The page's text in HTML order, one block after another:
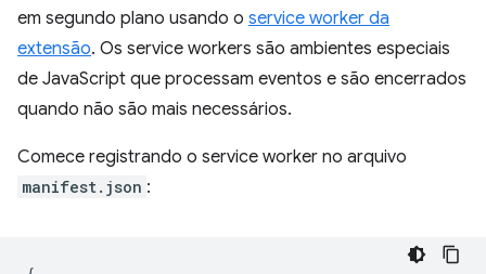
em segundo plano usando o service worker da
extensão. Os service workers são ambientes especiais
de JavaScript que processam eventos e são encerrados
quando não são mais necessários.
Comece registrando o service worker no arquivo
manifest.json :